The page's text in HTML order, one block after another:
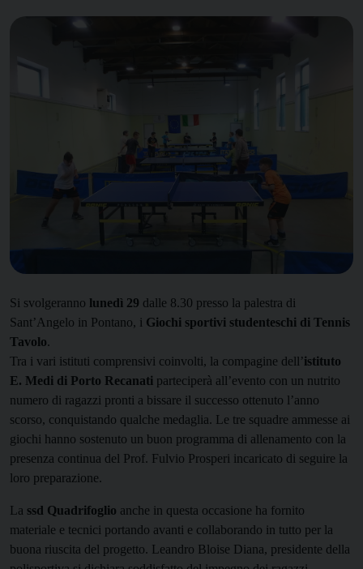
Si svolgeranno lunedì 29 dalle 8.30 presso la palestra di
Sant’Angelo in Pontano, i Giochi sportivi studenteschi di Tennis
Tavolo.
Tra i vari istituti comprensivi coinvolti, la compagine dell’istituto
E. Medi di Porto Recanati parteciperà all’evento con un nutrito
numero di ragazzi pronti a bissare il successo ottenuto l’anno
scorso, conquistando qualche medaglia. Le tre squadre ammesse ai
giochi hanno sostenuto un buon programma di allenamento con la
presenza continua del Prof. Fulvio Prosperi incaricato di seguire la
loro preparazione.
La ssd Quadrifoglio anche in questa occasione ha fornito
materiale e tecnici portando avanti e collaborando in tutto per la
buona riuscita del progetto. Leandro Bloise Diana, presidente della